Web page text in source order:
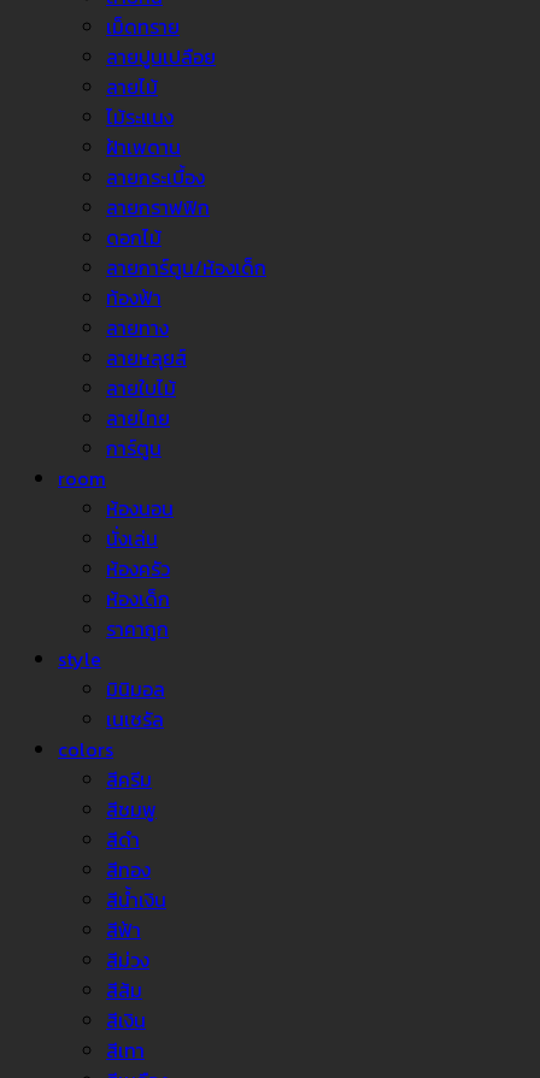
เม็ดทราย
ลายปูนเปลือย
ลายไม้
ไม้ระแนง
ฝ้าเพดาน
ลายกระเบื้อง
ลายกราฟฟิก
ดอกไม้
ลายการ์ตูน/ห้องเด็ก
ท้องฟ้า
ลายทาง
ลายหลุยส์
ลายใบไม้
ลายไทย
การ์ตูน
room
ห้องนอน
นั่งเล่น
ห้องครัว
ห้องเด็ก
ราคาถูก
style
มินิมอล
เนเชรัล
colors
สีครีม
สีชมพู
สีดำ
สีทอง
สีน้ำเงิน
สีฟ้า
สีม่วง
สีส้ม
สีเงิน
สีเทา